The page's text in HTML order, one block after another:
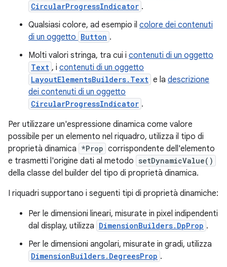
CircularProgressIndicator .
Qualsiasi colore, ad esempio il colore dei contenuti
di un oggetto Button .
Molti valori stringa, tra cui i contenuti di un oggetto
Text , i contenuti di un oggetto
LayoutElementsBuilders.Text e la descrizione
dei contenuti di un oggetto
CircularProgressIndicator .
Per utilizzare un'espressione dinamica come valore
possibile per un elemento nel riquadro, utilizza il tipo di
proprietà dinamica *Prop corrispondente dell'elemento
e trasmetti l'origine dati al metodo setDynamicValue()
della classe del builder del tipo di proprietà dinamica.
I riquadri supportano i seguenti tipi di proprietà dinamiche:
Per le dimensioni lineari, misurate in pixel indipendenti
dal display, utilizza DimensionBuilders.DpProp .
Per le dimensioni angolari, misurate in gradi, utilizza
DimensionBuilders.DegreesProp .